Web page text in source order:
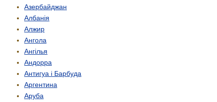
Азербайджан
Албанія
Алжир
Ангола
Ангілья
Андорра
Антигуа і Барбуда
Аргентина
Аруба